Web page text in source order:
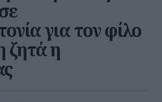
για τον φίλο
ζητά η